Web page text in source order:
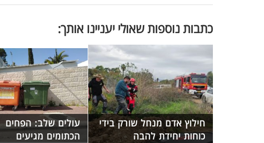
כתבות נוספות שאולי יעניינו אותך:
חילוץ אדם מנחל שורק בידי
כוחות יחידת להבה
עולים שלב: הפחים
הכתומים מגיעים